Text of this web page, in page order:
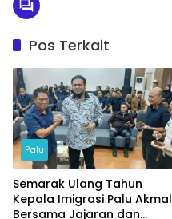
Pos Terkait
Palu
Semarak Ulang Tahun
Kepala Imigrasi Palu Akmal
Bersama Jajaran dan